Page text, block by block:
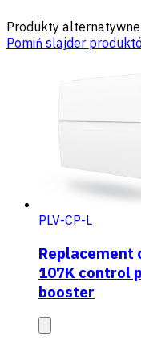
Produkty alternatywne
Pomiń slajder
PLV-CP-L
Replacement
107K control
booster